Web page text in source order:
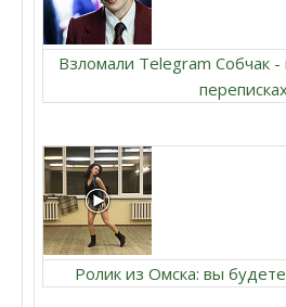
Взломали Telegram Собчак
Ролик из Омска: вы